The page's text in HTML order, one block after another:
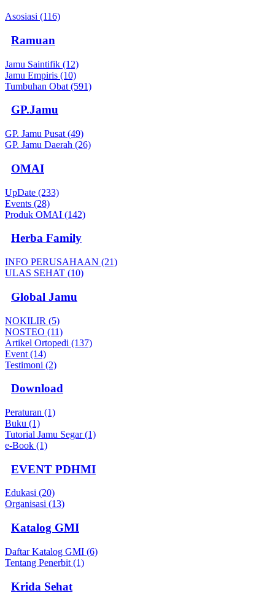
Asosiasi (116)
Ramuan
Jamu Saintifik (12)
Jamu Empiris (10)
Tumbuhan Obat (591)
GP.Jamu
GP. Jamu Pusat (49)
GP. Jamu Daerah (26)
OMAI
UpDate (233)
Events (28)
Produk OMAI (142)
Herba Family
INFO PERUSAHAAN (21)
ULAS SEHAT (10)
Global Jamu
NOKILIR (5)
NOSTEO (11)
Artikel Ortopedi (137)
Event (14)
Testimoni (2)
Download
Peraturan (1)
Buku (1)
Tutorial Jamu Segar (1)
e-Book (1)
EVENT PDHMI
Edukasi (20)
Organisasi (13)
Katalog GMI
Daftar Katalog GMI (6)
Tentang Penerbit (1)
Krida Sehat